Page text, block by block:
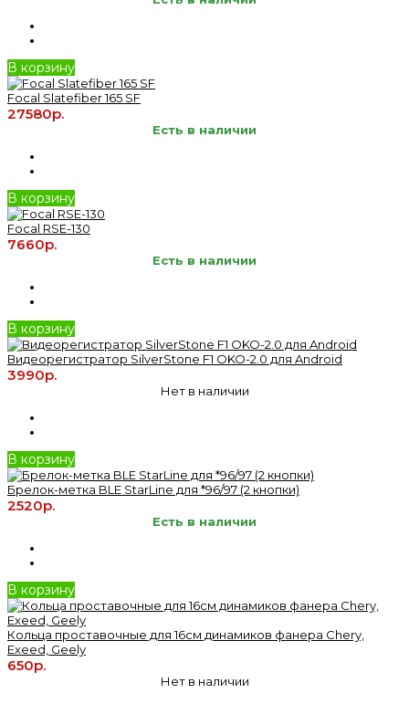
В корзину
Focal Slatefiber 165 SF
27580р.
Есть в наличии
В корзину
Focal RSE-130
7660р.
Есть в наличии
В корзину
Видеорегистратор SilverStone F1 OKO-2.0 для Android
3990р.
Нет в наличии
В корзину
Брелок-метка BLE StarLine для *96/97 (2 кнопки)
2520р.
Есть в наличии
В корзину
Кольца проставочные для 16см динамиков фанера Chery,
Exeed, Geely
650р.
Нет в наличии